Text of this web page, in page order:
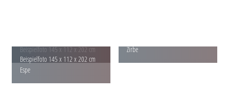
Beispielfoto 145 x 112 x 202 cm
Zirbe
Beispielfoto 145 x 112 x 202 cm
Espe